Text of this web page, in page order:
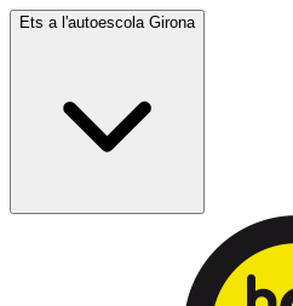
Ets a l'autoescola Girona